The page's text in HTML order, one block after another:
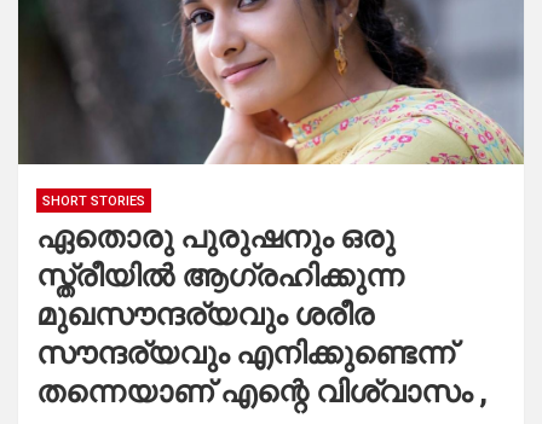
SHORT STORIES
ഏതൊരു പുരുഷനും ഒരു
സ്ത്രീയിൽ ആഗ്രഹിക്കുന്ന
മുഖസൗന്ദര്യവും ശരീര
സൗന്ദര്യവും എനിക്കുണ്ടെന്ന്
തന്നെയാണ് എന്റെ വിശ്വാസം ,